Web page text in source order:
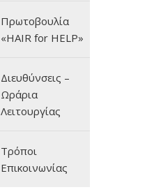
Πρωτοβουλία
«HAIR for HELP»
Διευθύνσεις –
Ωράρια
Λειτουργίας
Τρόποι
Επικοινωνίας